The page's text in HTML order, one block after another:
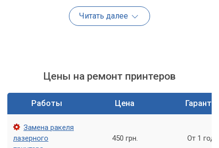
Как мы можем помочь с ремонтом фьюзера?
Наша компания «Компьютерный Мастер» предлагает услуги
обслуживанию принтеров, которые помогут вам избежать
Почему выбрать наш сервисный центр?
Читать далее
Цены на ремонт принтеров
Работы Цена
Замена ракеля
лазерного
450 грн. От 1 года